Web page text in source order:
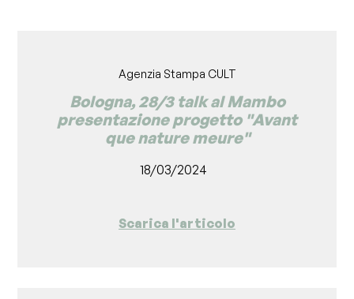
Agenzia Stampa CULT
Bologna, 28/3 talk al Mambo
presentazione progetto "Avant
que nature meure"
18/03/2024
Scarica l'articolo